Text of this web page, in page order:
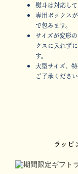
熨斗は対応して
専用ボックス
で包みます。
サイズが変形
クスに入れず
す。
大型サイズ、
ご了承ください
ラッピ